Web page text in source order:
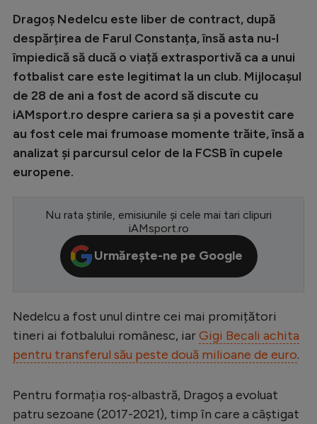
Champions League
Europa League
Conference League
CM 2026
Premier League
Serie A
Bundesliga
Ligue 1
Starurile fotbalului
EURO 2024
Clasamente
Dragoș Nedelcu este liber de contract, după
despărțirea de Farul Constanța, însă asta nu-l
împiedică să ducă o viață extrasportivă ca a unui
fotbalist care este legitimat la un club. Mijlocașul
de 28 de ani a fost de acord să discute cu
iAMsport.ro despre cariera sa și a povestit care
au fost cele mai frumoase momente trăite, însă a
analizat și parcursul celor de la FCSB în cupele
europene.
Nu rata știrile, emisiunile și cele mai tari clipuri
iAMsport.ro
Urmărește-ne pe Google
Nedelcu a fost unul dintre cei mai promițători
tineri ai fotbalului românesc, iarGigi Becali achita
pentru transferul său peste două milioane de euro.
Pentru formația roș-albastră, Dragoș a evoluat
patru sezoane (2017-2021), timp în care a câștigat